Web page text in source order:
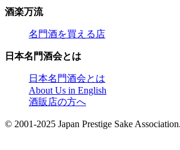
酒楽万流
名門酒を買える店
日本名門酒会とは
日本名門酒会とは
About Us in English
酒販店の方へ
© 2001-2025 Japan Prestige Sake